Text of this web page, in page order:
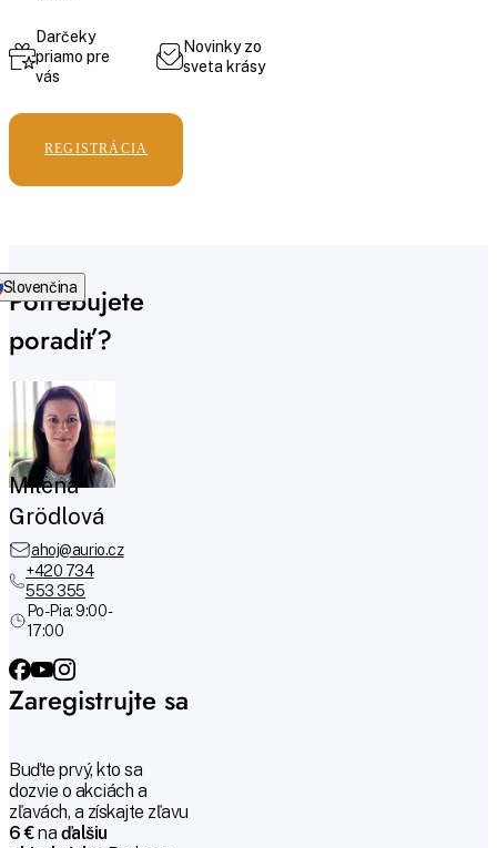
Darčeky
priamo pre
vás
Novinky zo
sveta krásy
REGISTRÁCIA
Potrebujete
poradiť?
Milena
Grödlová
ahoj@aurio.cz
+420 734
553 355
Po-Pia: 9:00 -
17:00
Zaregistrujte sa
Buďte prvý, kto sa
dozvie o akciách a
zľavách, a získajte zľavu
6 €na ďalšiu
Slovenčina